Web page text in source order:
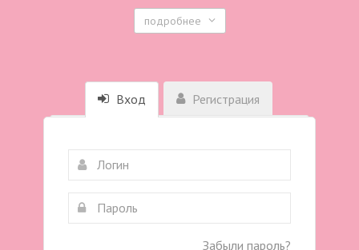
подробнее
Вход Регистрация
Забыли пароль?